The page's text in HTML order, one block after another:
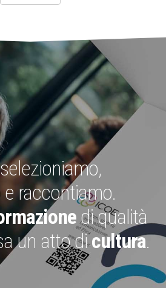
raccontiamo.
di qualità
un atto dicultura.